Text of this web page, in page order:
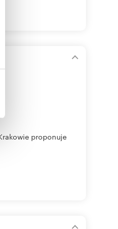
proponuje